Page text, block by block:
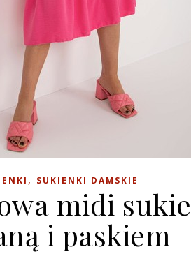
, SUKIENKI DAMSKIE
midi
i paskiem